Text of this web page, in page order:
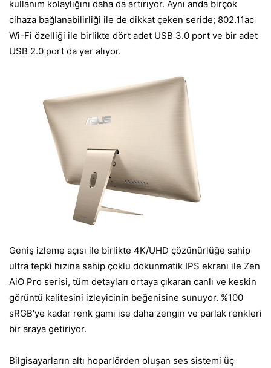
kullanım kolaylığını daha da artırıyor. Aynı anda birçok
cihaza bağlanabilirliği ile de dikkat çeken seride; 802.11ac
Wi-Fi özelliği ile birlikte dört adet USB 3.0 port ve bir adet
USB 2.0 port da yer alıyor.
Geniş izleme açısı ile birlikte 4K/UHD çözünürlüğe sahip
ultra tepki hızına sahip çoklu dokunmatik IPS ekranı ile Zen
AiO Pro serisi, tüm detayları ortaya çıkaran canlı ve keskin
görüntü kalitesini izleyicinin beğenisine sunuyor. %100
sRGB’ye kadar renk gamı ise daha zengin ve parlak renkleri
bir araya getiriyor.
Bilgisayarların altı hoparlörden oluşan ses sistemi üç